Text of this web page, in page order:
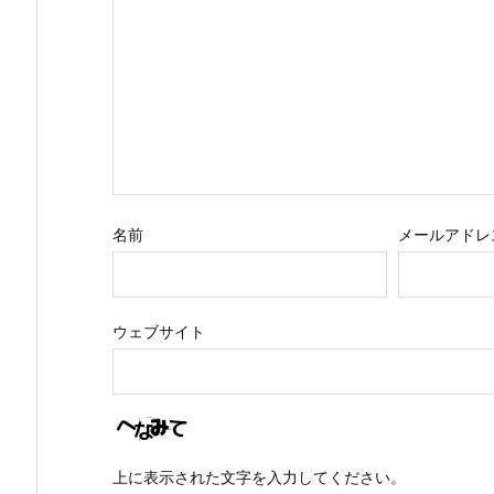
名前 メールアドレ
ウェブサイト
上に表示された文字を入力してください。